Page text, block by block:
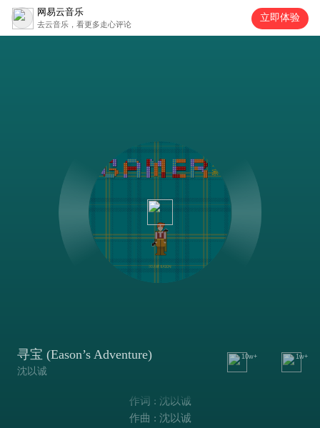
网易云音乐
去云音乐，看更多走心评论
立即体验
寻宝 (Eason’s Adventure)
沈以诚
10w+ 1w+
作词 : 沈以诚
作曲 : 沈以诚